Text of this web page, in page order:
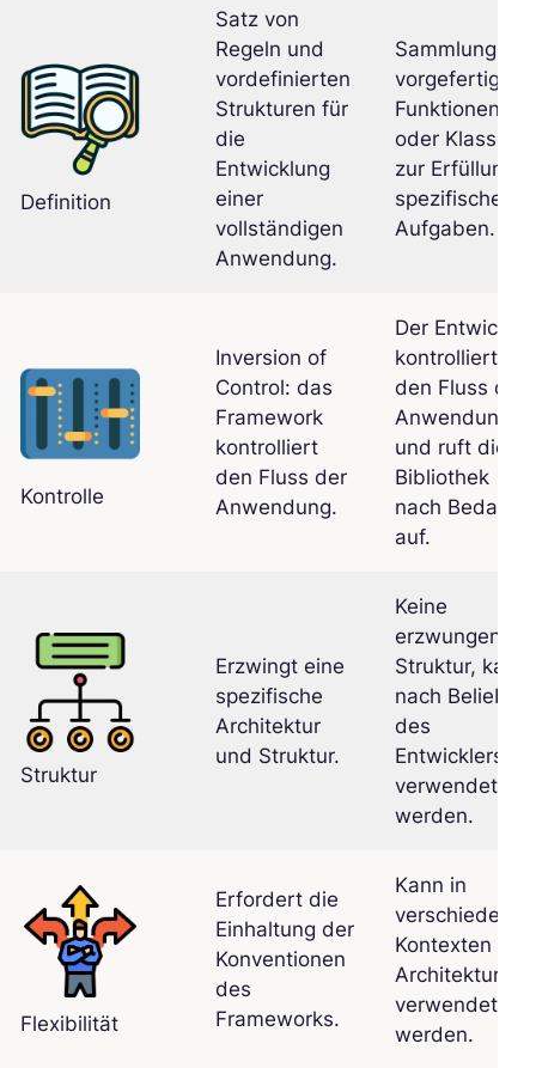
Definition
Satz von
Regeln und
vordefinierten
Strukturen für
die
Entwicklung
einer
vollständigen
Anwendung.
Sammlung
vorgefertigter
Funktionen
oder Klassen
zur Erfüllung
spezifischer
Aufgaben.
Kontrolle
Inversion of
Control: das
Framework
kontrolliert
den Fluss der
Anwendung.
Der Entwickler
kontrolliert
den Fluss der
Anwendung
und ruft die
Bibliothek
nach Bedarf
auf.
Struktur
Erzwingt eine
spezifische
Architektur
und Struktur.
Keine
erzwungene
Struktur, kann
nach Belieben
des
Entwicklers
verwendet
werden.
Flexibilität
Erfordert die
Einhaltung der
Konventionen
des
Frameworks.
Kann in
verschiedenen
Kontexten und
Architekturen
verwendet
werden.